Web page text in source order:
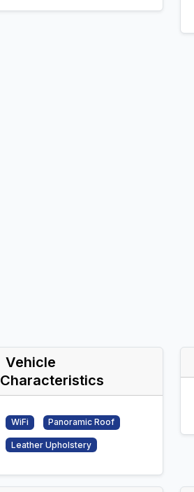
Vehicle
Characteristics
WiFi Panoramic Roof
Leather Upholstery